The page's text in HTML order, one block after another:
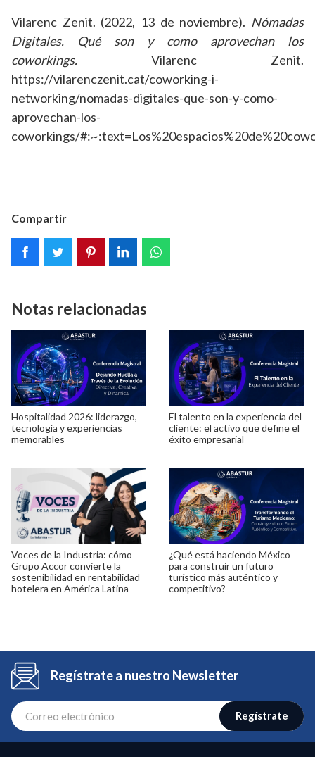
Vilarenc Zenit. (2022, 13 de noviembre). Nómadas
Digitales. Qué son y como aprovechan los
coworkings. Vilarenc Zenit.
https://vilarenczenit.cat/coworking-i-
networking/nomadas-digitales-que-son-y-como-
aprovechan-los-
coworkings/
Compartir
Notas relacionadas
Hospitalidad 2026: liderazgo,
tecnología y experiencias
memorables
El talento en la experiencia del
cliente: el activo que define el
éxito empresarial
Voces de la Industria: cómo
Grupo Accor convierte la
sostenibilidad en rentabilidad
hotelera en América Latina
¿Qué está haciendo México
para construir un futuro
turístico más auténtico y
competitivo?
Regístrate a nuestro Newsletter
Regístrate